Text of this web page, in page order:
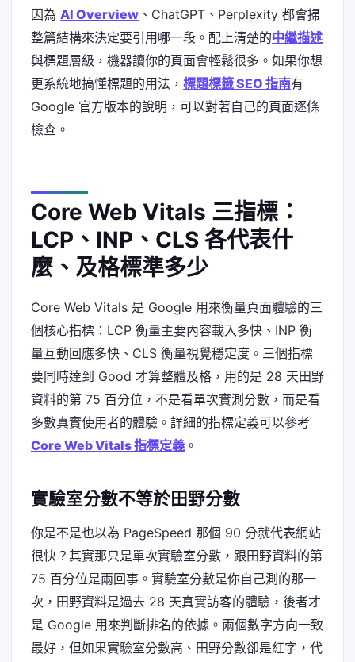
因為 AI Overview 、ChatGPT、Perplexity 都會掃
整篇結構來決定要引用哪一段。配上清楚的中繼描述
與標題層級，機器讀你的頁面會輕鬆很多。如果你想
更系統地搞懂標題的用法， 標題標籤 SEO 指南有
Google 官方版本的說明，可以對著自己的頁面逐條
檢查。
Core Web Vitals 三指標：
LCP、INP、CLS 各代表什
麼、及格標準多少
Core Web Vitals 是 Google 用來衡量頁面體驗的三
個核心指標：LCP 衡量主要內容載入多快、INP 衡
量互動回應多快、CLS 衡量視覺穩定度。三個指標
要同時達到 Good 才算整體及格，用的是 28 天田野
資料的第 75 百分位，不是看單次實測分數，而是看
多數真實使用者的體驗。詳細的指標定義可以參考
Core Web Vitals 指標定義 。
實驗室分數不等於田野分數
你是不是也以為 PageSpeed 那個 90 分就代表網站
很快？其實那只是單次實驗室分數，跟田野資料的第
75 百分位是兩回事。實驗室分數是你自己測的那一
次，田野資料是過去 28 天真實訪客的體驗，後者才
是 Google 用來判斷排名的依據。兩個數字方向一致
最好，但如果實驗室分數高、田野分數卻是紅字，代